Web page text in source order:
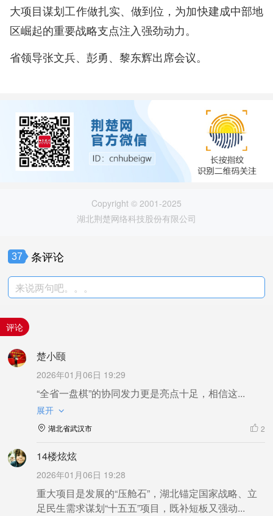
大项目谋划工作做扎实、做到位，为加快建成中部地
区崛起的重要战略支点注入强劲动力。
省领导张文兵、彭勇、黎东辉出席会议。
Copyright © 2001-2025
湖北荆楚网络科技股份有限公司
37 条评论
来说两句吧。。。
评论
楚小颐
2026年01月06日 19:29
“全省一盘棋”的协同发力更是亮点十足，相信这...
展开
湖北省武汉市 2
14楼炫炫
2026年01月06日 19:28
重大项目是发展的“压舱石”，湖北锚定国家战略、立
足民生需求谋划“十五五”项目，既补短板又强动...